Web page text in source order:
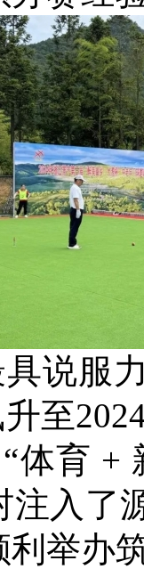
说服
至
体育 +
注入了
举办